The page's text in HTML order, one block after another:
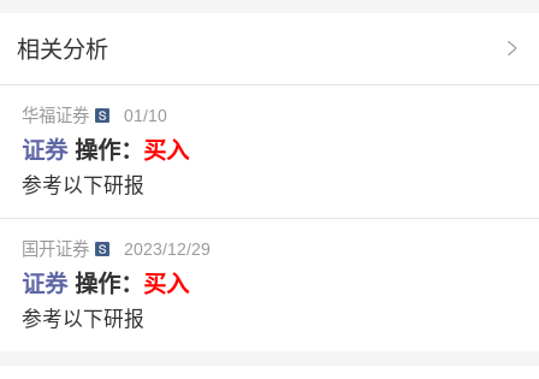
政策定方向 基本盘稳固
全市场股基成交额
相关分析
华福证券 01/10
证券 操作： 买入
参考以下研报
国开证券 2023/12/29
证券 操作： 买入
参考以下研报